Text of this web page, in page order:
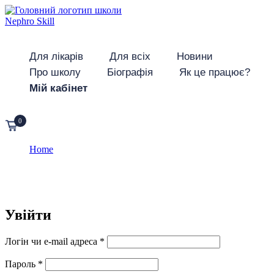
Для лікарів Для всіх
Новини
Про школу
Біографія
Як це працює?
Мій кабінет
0
Home
Увійти
Логін чи e-mail адреса *
Пароль *